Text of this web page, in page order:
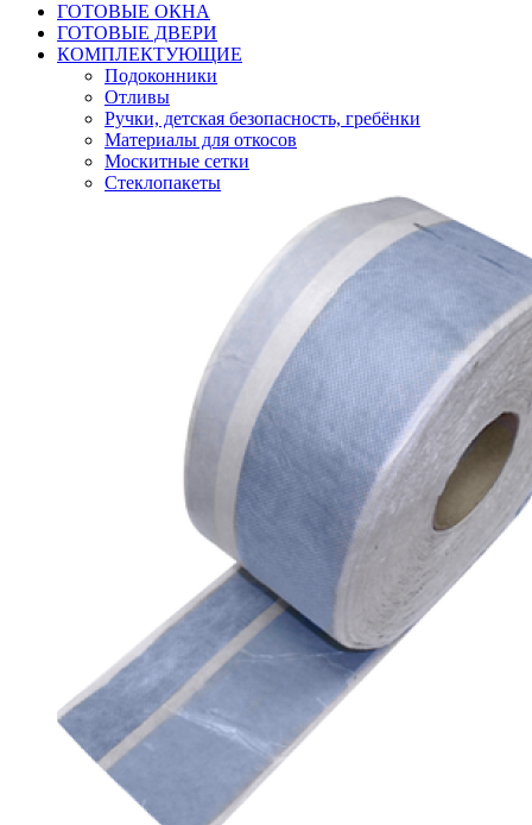
ГОТОВЫЕ ОКНА
ГОТОВЫЕ ДВЕРИ
КОМПЛЕКТУЮЩИЕ
Подоконники
Отливы
Ручки, детская безопасность, гребёнки
Материалы для откосов
Москитные сетки
Стеклопакеты